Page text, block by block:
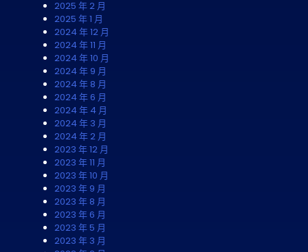
2025 年 2 月
2025 年 1 月
2024 年 12 月
2024 年 11 月
2024 年 10 月
2024 年 9 月
2024 年 8 月
2024 年 6 月
2024 年 4 月
2024 年 3 月
2024 年 2 月
2023 年 12 月
2023 年 11 月
2023 年 10 月
2023 年 9 月
2023 年 8 月
2023 年 6 月
2023 年 5 月
2023 年 3 月